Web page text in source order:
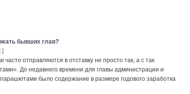
бывших глав?
| ]
часто отправляются в отставку не просто так, а с так
До недавнего времени для главы администрации и
было содержание в размере годового заработка